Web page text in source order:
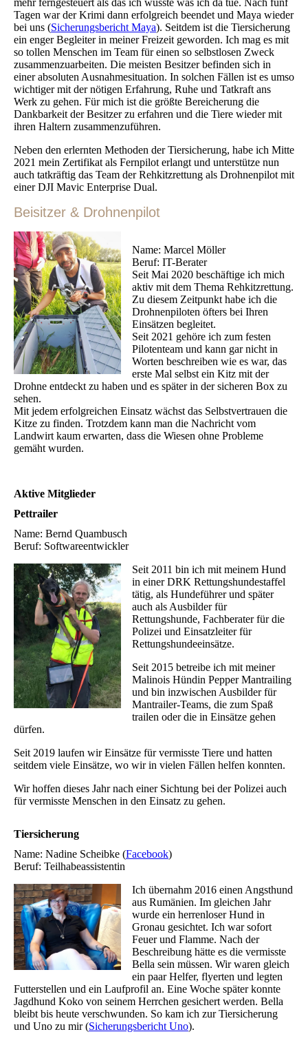
Tagen war der Krimi dann erfolgreich beendet und Maya wieder
bei uns (Sicherungsbericht Maya). Seitdem ist die Tiersicherung
ein enger Begleiter in meiner Freizeit geworden. Ich mag es mit
so tollen Menschen im Team für einen so selbstlosen Zweck
zusammenzuarbeiten. Die meisten Besitzer befinden sich in
einer absoluten Ausnahmesituation. In solchen Fällen ist es umso
wichtiger mit der nötigen Erfahrung, Ruhe und Tatkraft ans
Werk zu gehen. Für mich ist die größte Bereicherung die
Dankbarkeit der Besitzer zu erfahren und die Tiere wieder mit
ihren Haltern zusammenzuführen.
Neben den erlernten Methoden der Tiersicherung, habe ich Mitte
2021 mein Zertifikat als Fernpilot erlangt und unterstütze nun
auch tatkräftig das Team der Rehkitzrettung als Drohnenpilot mit
einer DJI Mavic Enterprise Dual.
Beisitzer & Drohnenpilot
Name: Marcel Möller
Beruf: IT-Berater
Seit Mai 2020 beschäftige ich mich
aktiv mit dem Thema Rehkitzrettung.
Zu diesem Zeitpunkt habe ich die
Drohnenpiloten öfters bei Ihren
Einsätzen begleitet.
Seit 2021 gehöre ich zum festen
Pilotenteam und kann gar nicht in
Worten beschreiben wie es war, das
erste Mal selbst ein Kitz mit der
Drohne entdeckt zu haben und es später in der sicheren Box zu
sehen.
Mit jedem erfolgreichen Einsatz wächst das Selbstvertrauen die
Kitze zu finden. Trotzdem kann man die Nachricht vom
Landwirt kaum erwarten, dass die Wiesen ohne Probleme
gemäht wurden.
Aktive Mitglieder
Pettrailer
Name: Bernd Quambusch
Beruf: Softwareentwickler
Seit 2011 bin ich mit meinem Hund
in einer DRK Rettungshundestaffel
tätig, als Hundeführer und später
auch als Ausbilder für
Rettungshunde, Fachberater für die
Polizei und Einsatzleiter für
Rettungshundeeinsätze.
Seit 2015 betreibe ich mit meiner
Malinois Hündin Pepper Mantrailing
und bin inzwischen Ausbilder für
Mantrailer-Teams, die zum Spaß
trailen oder die in Einsätze gehen
dürfen.
Seit 2019 laufen wir Einsätze für vermisste Tiere und hatten
seitdem viele Einsätze, wo wir in vielen Fällen helfen konnten.
Wir hoffen dieses Jahr nach einer Sichtung bei der Polizei auch
für vermisste Menschen in den Einsatz zu gehen.
Tiersicherung
Name: Nadine Scheibke (Facebook)
Beruf: Teilhabeassistentin
Ich übernahm 2016 einen Angsthund
aus Rumänien. Im gleichen Jahr
wurde ein herrenloser Hund in
Gronau gesichtet. Ich war sofort
Feuer und Flamme. Nach der
Beschreibung hätte es die vermisste
Bella sein müssen. Wir waren gleich
ein paar Helfer, flyerten und legten
Futterstellen und ein Laufprofil an. Eine Woche später konnte
Jagdhund Koko von seinem Herrchen gesichert werden. Bella
bleibt bis heute verschwunden. So kam ich zur Tiersicherung
und Uno zu mir (Sicherungsbericht Uno).